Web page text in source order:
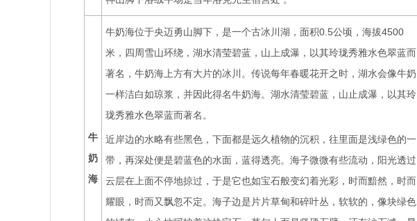
牛
奶
海
牛奶海位于央迈勇山脚下，是一个古冰川湖，面积0.5公顷，海拔4500
米，四周雪山环绕，湖水清莹碧蓝，山上成瀑，以其玲珑秀雅水色翠蓝而
著名，牛奶海上方有大片的冰川。传说每年春暖花开之时，湖水会像牛奶
一样洁白如琼浆，并因此得名牛奶海。湖水清莹碧蓝，山止成瀑，以其玲
珑秀雅水色翠蓝而著名。
近岸边的水略有些黑色，下面都是远久植物的沉积，往里面是浅绿色的一
带，再深处便是碧蓝色的水面，蓝得透亮。海子微微有些流动，阳光透过
云层在上面不停地掠过，于是它也如宝石般变幻着光彩，时而黯然，时而
耀眼，时而又飘忽不定。海子边是片片草甸和碎叶丛，软软的，像块绿色